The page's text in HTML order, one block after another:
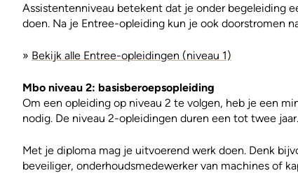
Assistentenniveau betekent dat je onder begeleiding
doen. Na je Entree-opleiding kun je ook doorstromen
» Bekijk alle Entree-opleidingen (niveau 1)
Mbo niveau 2: basisberoepsopleiding
Om een opleiding op niveau 2 te volgen, heb je een
nodig. De niveau 2-opleidingen duren een tot twee jaar.
Met je diploma mag je uitvoerend werk doen. Denk
beveiliger, onderhoudsmedewerker van machines of